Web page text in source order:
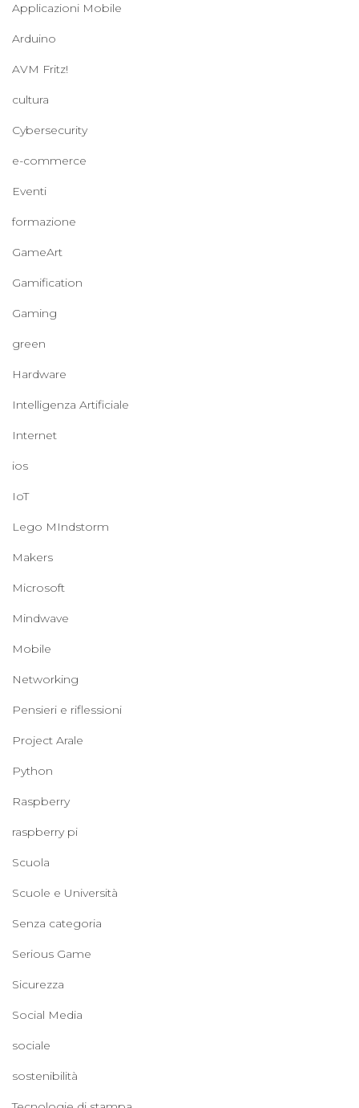
Applicazioni Mobile
Arduino
AVM Fritz!
cultura
Cybersecurity
e-commerce
Eventi
formazione
GameArt
Gamification
Gaming
green
Hardware
Intelligenza Artificiale
Internet
ios
IoT
Lego MIndstorm
Makers
Microsoft
Mindwave
Mobile
Networking
Pensieri e riflessioni
Project Arale
Python
Raspberry
raspberry pi
Scuola
Scuole e Università
Senza categoria
Serious Game
Sicurezza
Social Media
sociale
sostenibilità